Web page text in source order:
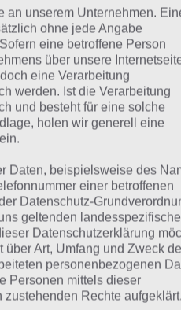
51
neue Level mit sich. Das
und sollte kein Problem
eine Lösung parat.
welcher von rechts
Erst die 12, dann
Doors lautet also
ersten beiden Buttons
an unserem Unternehmen.
ohne jede Angabe
eine betroffene Person
über unsere
eine Verarbeitung
werden. Ist die Verarbeitung
und besteht für eine solche
holen wir generell eine
Daten, beispielsweise des
einer betroffenen
Datenschutz-
geltenden
Datenschutzerklärung
Art, Umfang und Zweck
personenbezogenen
Personen mittels dieser
Rechte aufgeklärt.